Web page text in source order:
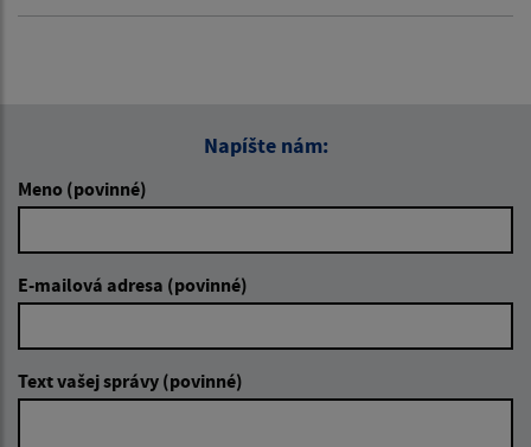
Napíšte nám:
Meno (povinné)
E-mailová adresa (povinné)
Text vašej správy (povinné)